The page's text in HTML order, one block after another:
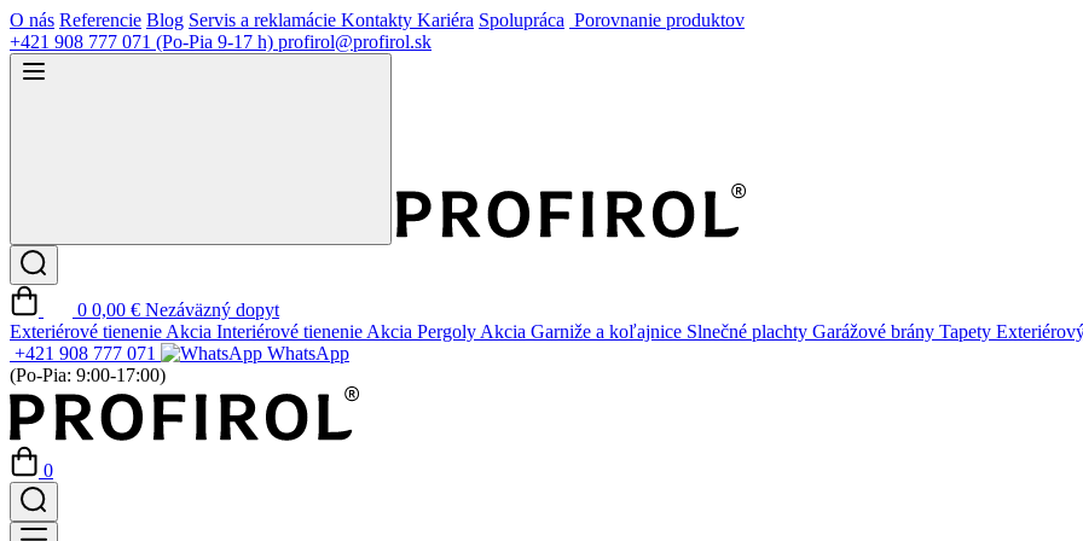
O nás Referencie Blog Servis a reklamácie Kontakty Kariéra Spolupráca Porovnanie produktov
+421 908 777 071 (Po-Pia 9-17 h) profirol@profirol.sk
0 0,00 € Nezáväzný dopyt
Exteriérové tienenie Akcia Interiérové tienenie Akcia Pergoly Akcia Garniže a koľajnice Slnečné plachty Garážové brány Tapety
+421 908 777 071
WhatsApp
(Po-Pia: 9:00-17:00)
0